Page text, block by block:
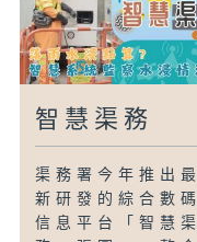
智慧渠務
渠務署今年推出最
新研發的綜合數碼
信息平台「智慧渠